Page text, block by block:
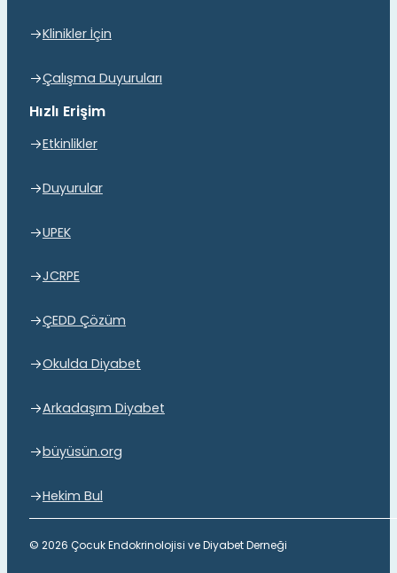
Klinikler İçin
Çalışma Duyuruları
Hızlı Erişim
Etkinlikler
Duyurular
UPEK
JCRPE
ÇEDD Çözüm
Okulda Diyabet
Arkadaşım Diyabet
büyüsün.org
Hekim Bul
© 2026 Çocuk Endokrinolojisi ve Diyabet Derneği